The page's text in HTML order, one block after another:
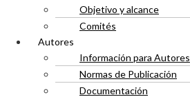
Objetivo y alcance
Comités
Autores
Información para Autores
Normas de Publicación
Documentación